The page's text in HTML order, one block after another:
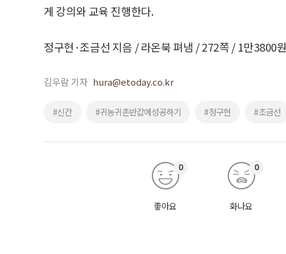
게 강의와 교육 진행한다.
정구현·조금선 지음 / 라온북 펴냄 / 272쪽 / 1만3800원
김우람 기자 hura@etoday.co.kr
#신간 #귀농귀촌반값에성공하기 #정구현 #조금선
좋아요
0
화나요
0